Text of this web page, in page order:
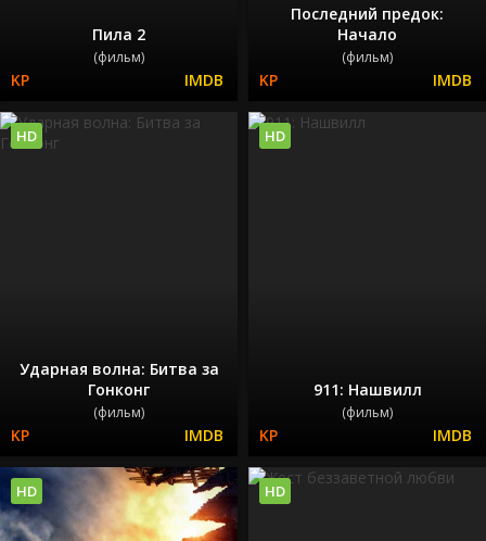
Пила 2
(фильм)
Последний предок:
Начало
(фильм)
Ударная волна: Битва за
Гонконг
(фильм)
HD
911: Нашвилл
(фильм)
HD
HD HD